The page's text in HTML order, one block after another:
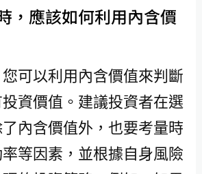
，應該如何利用內含價
可以利用內含價值來判斷
資價值。建議投資者在選
內含價值外，也要考量時
等因素，並根據自身風險